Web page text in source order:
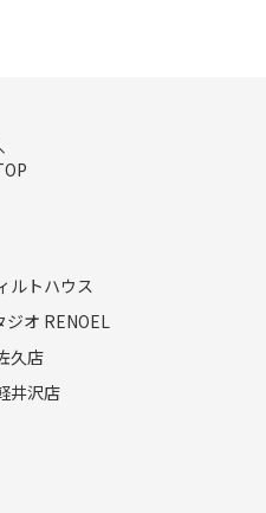
ルトハウス
ジオ RENOEL
久店
井沢店